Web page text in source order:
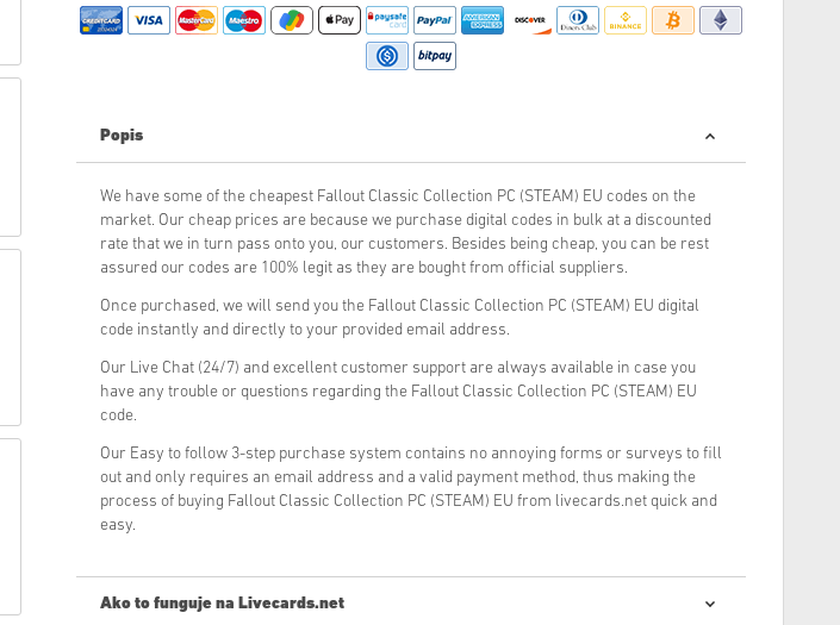
Popis
We have some of the cheapest Fallout Classic Collection PC (STEAM) EU codes on the
market. Our cheap prices are because we purchase digital codes in bulk at a discounted
rate that we in turn pass onto you, our customers. Besides being cheap, you can be rest
assured our codes are 100% legit as they are bought from official suppliers.
Once purchased, we will send you the Fallout Classic Collection PC (STEAM) EU digital
code instantly and directly to your provided email address.
Our Live Chat (24/7) and excellent customer support are always available in case you
have any trouble or questions regarding the Fallout Classic Collection PC (STEAM) EU
code.
Our Easy to follow 3-step purchase system contains no annoying forms or surveys to fill
out and only requires an email address and a valid payment method, thus making the
process of buying Fallout Classic Collection PC (STEAM) EU from livecards.net quick and
easy.
Ako to funguje na Livecards.net